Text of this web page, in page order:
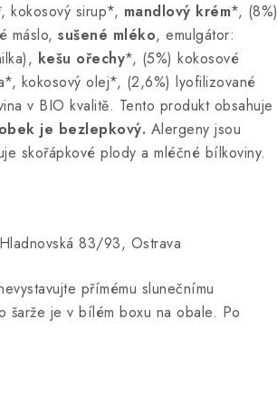
kokosový sirup*, mandlový krém*, (8%)
máslo, sušené mléko, emulgátor:
kešu ořechy*, (5%) kokosové
kokosový olej*, (2,6%) lyofilizované
v BIO kvalitě. Tento produkt obsahuje
je bezlepkový. Alergeny jsou
skořápkové plody a mléčné bílkoviny.
83/93, Ostrava
přímému slunečnímu
šarže je v bílém boxu na obale. Po